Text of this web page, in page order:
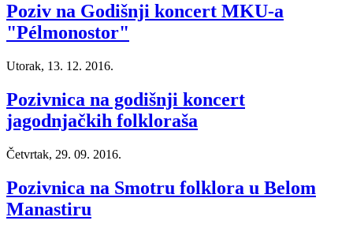
Poziv na Godišnji koncert MKU-a
"Pélmonostor"
Utorak, 13. 12. 2016.
Pozivnica na godišnji koncert
jagodnjačkih folkloraša
Četvrtak, 29. 09. 2016.
Pozivnica na Smotru folklora u Belom
Manastiru